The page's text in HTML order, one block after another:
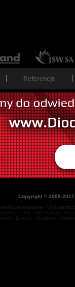
Referencje
Copyright © 2009-
tekstowe -
LED - LED baner -
- Eventy - Outdoor -